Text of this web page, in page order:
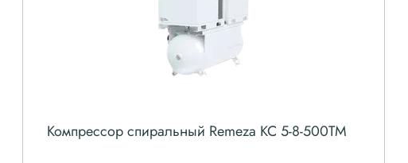
Компрессор спиральный Remeza КС 5-8-500ТМ